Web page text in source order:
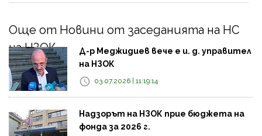
Още от Новини от заседанията на НС
на НЗОК
Д-р Меджидиев вече е и. д. управител
на НЗОК
03.07.2026 | 11:19:14
Надзорът на НЗОК прие бюджета на
фонда за 2026 г.